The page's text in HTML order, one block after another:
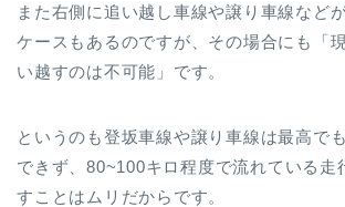
また右側に追い越し車線や譲り車線など
ケースもあるのですが、その場合にも「
い越すのは不可能」です。
というのも登坂車線や譲り車線は最高で
できず、80~100キロ程度で流れている走
すことはムリだからです。